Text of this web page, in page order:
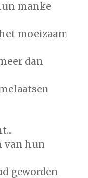
manke
moeizaam
dan
van hun
geworden